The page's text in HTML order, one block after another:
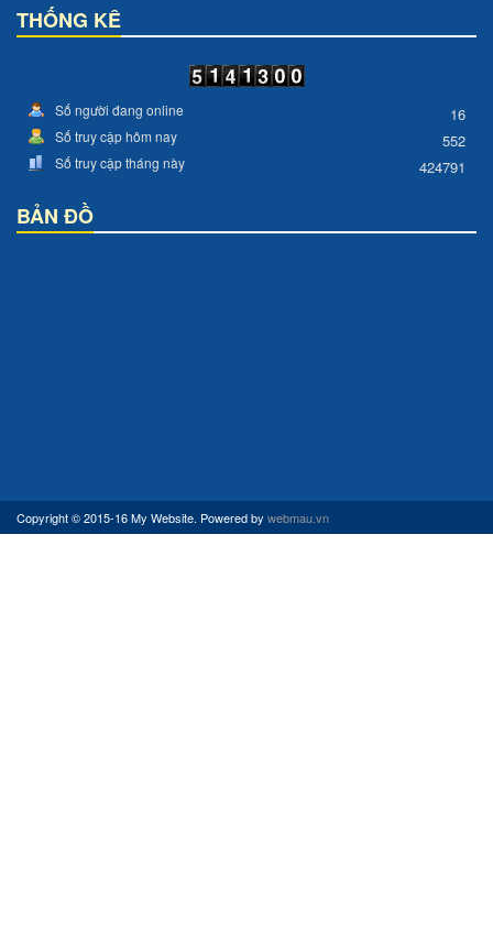
THỐNG KÊ
Số người đang online 16
Số truy cập hôm nay 552
Số truy cập tháng này 424791
BẢN ĐỒ
Copyright © 2015-16 My Website. Powered by webmau.vn